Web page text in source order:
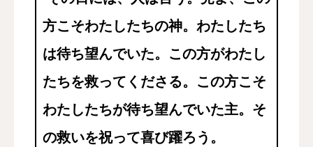
方こそわたしたちの神。わたしたち
は待ち望んでいた。この方がわたし
たちを救ってくださる。この方こそ
わたしたちが待ち望んでいた主。そ
の救いを祝って喜び躍ろう。